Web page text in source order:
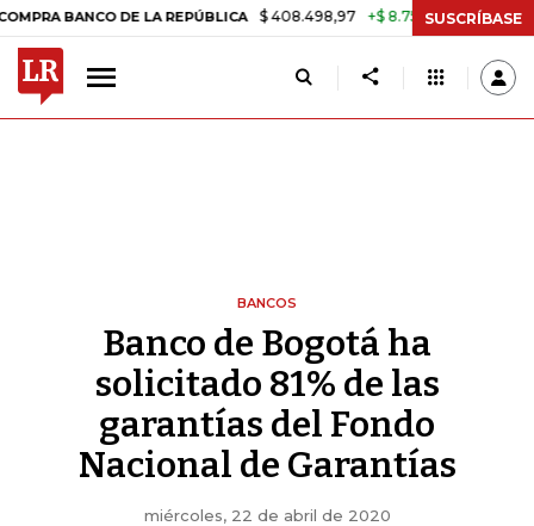
DE LA REPÚBLICA $ 408.498,97 +$ 8.753,81 +2,19% TASA DE
SUSCRÍBASE
BANCOS
Banco de Bogotá ha
solicitado 81% de las
garantías del Fondo
Nacional de Garantías
miércoles, 22 de abril de 2020